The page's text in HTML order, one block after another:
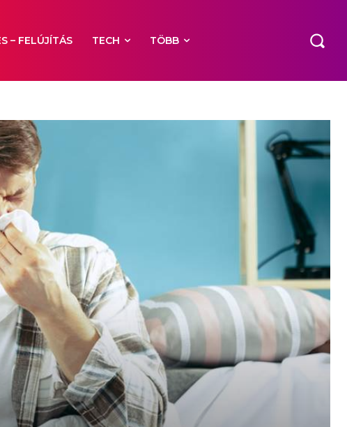
– FELÚJÍTÁS TECH TÖBB